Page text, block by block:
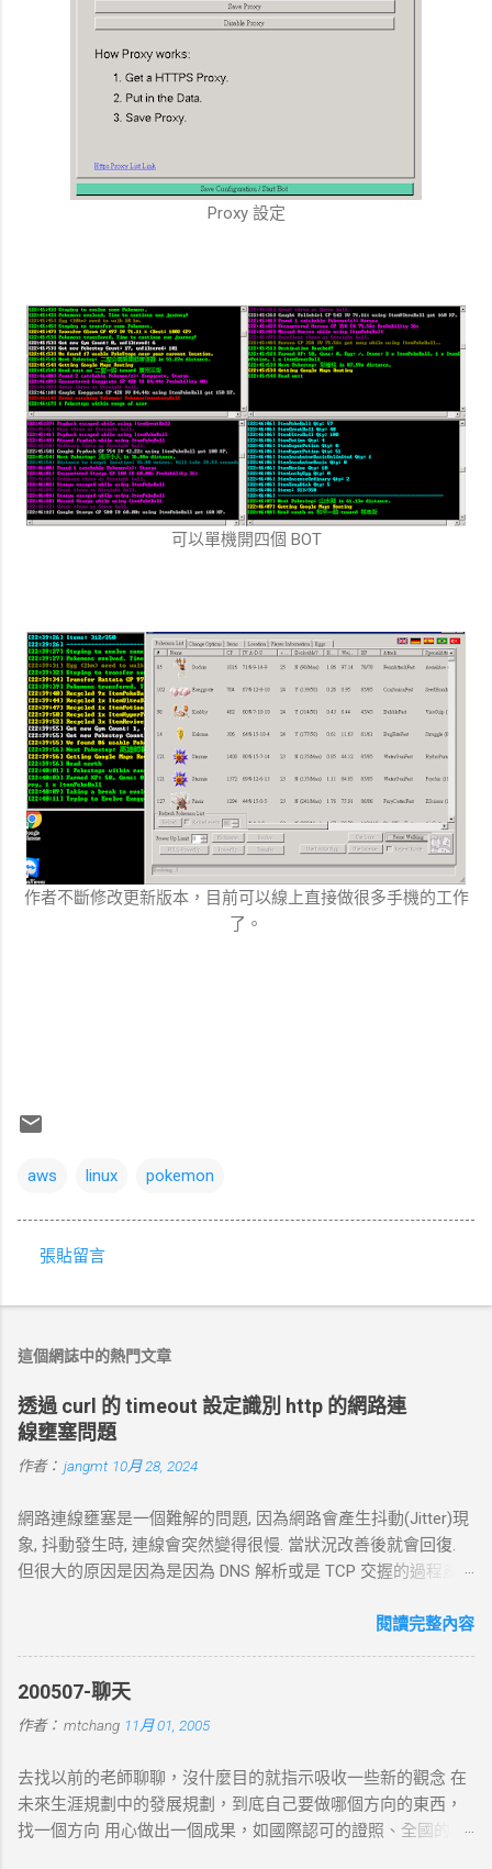
Proxy 設定
可以單機開四個 BOT
作者不斷修改更新版本，目前可以線上直接做很多手機的工作
了。
aws linux pokemon
言
張貼留言
這個網誌中的熱門文章
透過 curl 的 timeout 設定識別 http 的網路連
線壅塞問題
作者： jangmt 10月 28, 2024
網路連線壅塞是一個難解的問題, 因為網路會產生抖動(Jitter)現
象, 抖動發生時, 連線會突然變得很慢. 當狀況改善後就會回復.
但很大的原因是因為是因為 DNS 解析或是 TCP 交握的過程產
以下幾個主要步驟： 1. DNS 查詢 目標 ：解析主機名 (如
進行查詢，獲取目標伺服器的 IP 地址。 結果 ：若查詢成功，
返回 IP 地址， curl 將繼續下一步。若查詢失敗， curl 則返回
DNS 錯誤並中止。 2. TCP 三向交握 (Three-Way Handshake) 目
核發送一個 SYN 封包，目標伺服器回應 SYN-ACK ，然後 curl
返回 ACK 完成三向交握，建立起 TCP 連線。 結果 ：若在 --
connect-timeout 設定時間內未完成三向交握，則連線失敗並返
閱讀完整內容
200507-聊天
作者： mtchang 11月 01, 2005
去找以前的老師聊聊，沒什麼目的就指示吸收一些新的觀念 在
未來生涯規劃中的發展規劃，到底自己要做哪個方向的東西，
找一個方向 用心做出一個成果，如國際認可的證照、全國的比